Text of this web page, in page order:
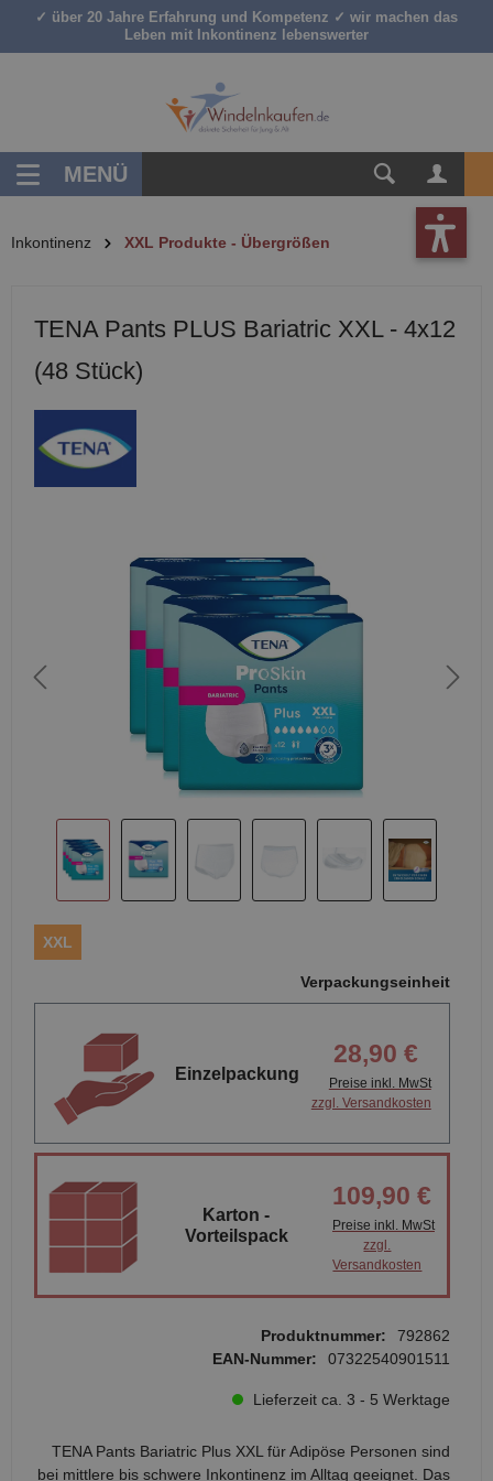
springen
✓ über 20 Jahre Erfahrung und Kompetenz ✓ wir machen das
Leben mit Inkontinenz lebenswerter
MENÜ
Inkontinenz XXL Produkte - Übergrößen
TENA Pants PLUS Bariatric XXL - 4x12
(48 Stück)
XXL
Produktnummer:
792862
EAN-Nummer:
07322540901511
Lieferzeit ca. 3 - 5 Werktage
TENA Pants Bariatric Plus XXL für Adipöse Personen sind
bei mittlere bis schwere Inkontinenz im Alltag geeignet. Das
Verpackungseinheit
Einzelpackung
28,90 €
Preise inkl. MwSt
zzgl. Versandkosten
Karton -
Vorteilspack
109,90 €
Preise inkl. MwSt
zzgl.
Versandkosten